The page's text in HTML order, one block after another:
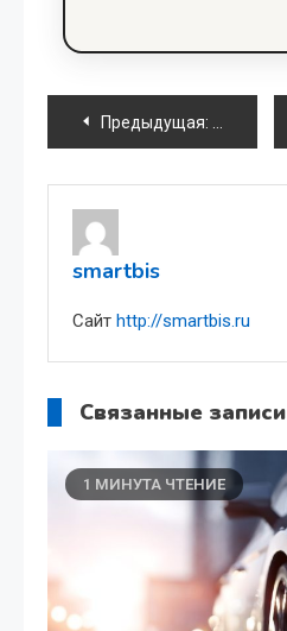
Навигация
по
записям
Предыдущая:
smartbis
Сайт http://smartbis.ru
Связанные записи
1 МИНУТА ЧТЕНИЕ